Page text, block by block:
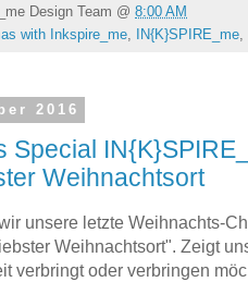
Design Team @ 8:00 AM
with Inkspire_me, IN{K}SPIRE_me,
2016
Special
Weihnachtsort
unsere letzte Weihnachts-
Weihnachtsort". Zeigt
verbringt oder verbringen